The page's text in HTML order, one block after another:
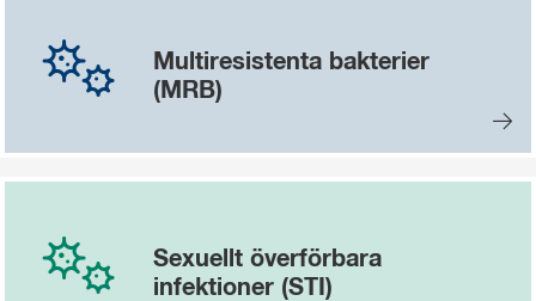
Multiresistenta bakterier
(MRB)
Sexuellt överförbara
infektioner (STI)